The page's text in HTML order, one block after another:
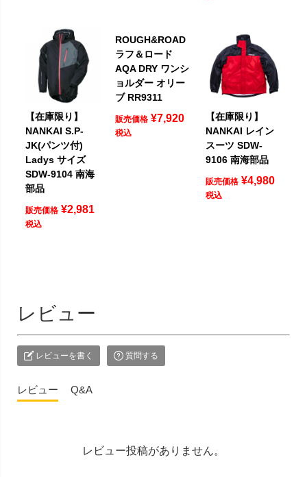
【在庫限り】
NANKAI S.P-
JK(パンツ付)
Ladys サイズ
SDW-9104 南海
部品
販売価格 ¥2,981
税込
ROUGH&ROAD
ラフ＆ロード
AQA DRY ワンシ
ョルダー オリー
ブ RR9311
販売価格 ¥7,920
税込
【在庫限り】
NANKAI レイン
スーツ SDW-
9106 南海部品
販売価格 ¥4,980
税込
レビュー
レビューを書く 質問する
レビュー Q&A
レビュー投稿がありません。